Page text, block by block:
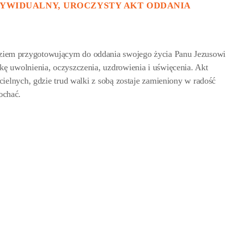
UROCZYSTY AKT ODDANIA
przygotowującym do oddania swojego życia Panu Jezusowi
uwolnienia, oczyszczenia, uzdrowienia i uświęcenia. Akt
gdzie trud walki z sobą zostaje zamieniony w radość